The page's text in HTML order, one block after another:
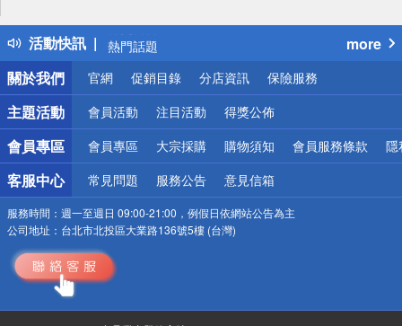
活動快訊
得獎公告
熱門話題
銀行優惠
偏遠地區配送
詐騙網頁！請小心！
more
關於我們
官網 促銷目錄 分店資訊 保險服務
主題活動 會員活動 注目活動 得獎公佈
會員專區 會員專區 大宗採購 購物須知 會員服務條款 隱
客服中心 常見問題 服務公告 意見信箱
服務時間： 週一至週日 09:00-21:00，例假日依網站公告為主
公司地址： 台北市北投區大業路136號5樓 (台灣)